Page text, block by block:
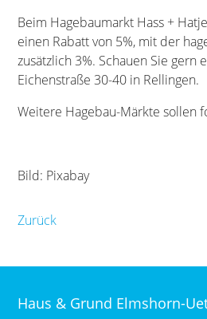
Beim Hagebaumarkt Hass +
einen Rabatt von 5%, mit der
zusätzlich 3%. Schauen Sie gern
Eichenstraße 30-40 in Rellingen.
Weitere Hagebau-Märkte sollen
Bild: Pixabay
Zurück
Haus & Grund Elmshorn-